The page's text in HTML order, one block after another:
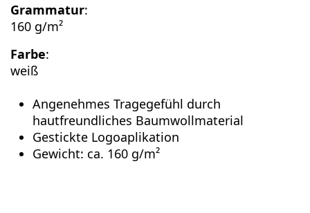
Grammatur:
160 g/m²
Farbe:
weiß
Angenehmes Tragegefühl durch
hautfreundliches Baumwollmaterial
Gestickte Logoaplikation
Gewicht: ca. 160 g/m²